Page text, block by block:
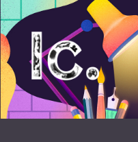
Illustratörcentrum